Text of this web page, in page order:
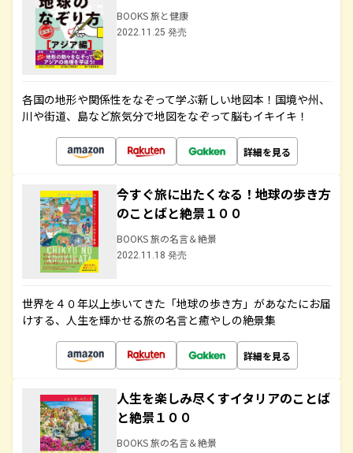
BOOKS 旅と健康
2022.11.25 発売
各国の地形や関係性をなぞって学ぶ新しい地図本！国境や州、
川や街道、島など旅気分で地図をなぞって脳もイキイキ！
詳細を見る
今すぐ旅に出たくなる！地球の歩き方
のことばと絶景１００
BOOKS 旅の名言＆絶景
2022.11.18 発売
世界を４０年以上歩いてきた「地球の歩き方」があなたにお届
けする、人生を輝かせる旅の名言と癒やしの絶景集
詳細を見る
人生を楽しみ尽くすイタリアのことば
と絶景１００
BOOKS 旅の名言＆絶景